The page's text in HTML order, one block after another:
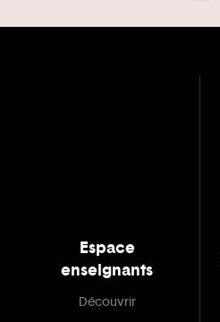
Espace
enseignants
Découvrir